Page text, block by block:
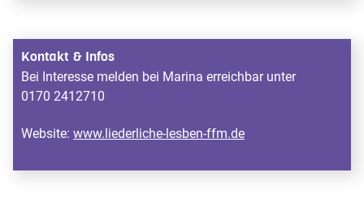
Kontakt & Infos
Bei Interesse melden bei Marina erreichbar unter
0170 2412710
Website: www.liederliche-lesben-ffm.de